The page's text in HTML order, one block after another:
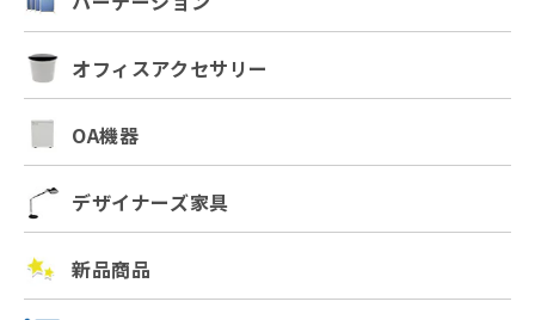
オフィスアクセサリー
OA機器
デザイナーズ家具
新品商品